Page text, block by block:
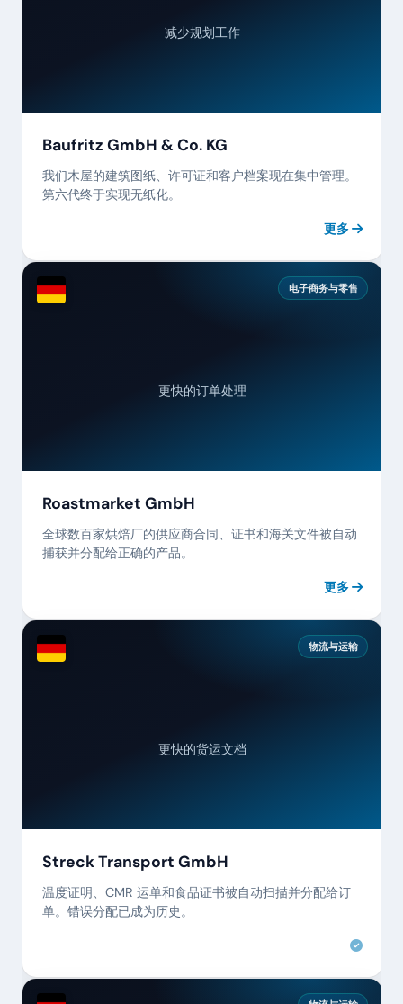
减少规划工作
Baufritz GmbH & Co. KG
我们木屋的建筑图纸、许可证和客户档案现在集中管理。
第六代终于实现无纸化。
更多
电子商务与零售
更快的订单处理
Roastmarket GmbH
全球数百家烘焙厂的供应商合同、证书和海关文件被自动
捕获并分配给正确的产品。
更多
物流与运输
更快的货运文档
Streck Transport GmbH
温度证明、CMR 运单和食品证书被自动扫描并分配给订
单。错误分配已成为历史。